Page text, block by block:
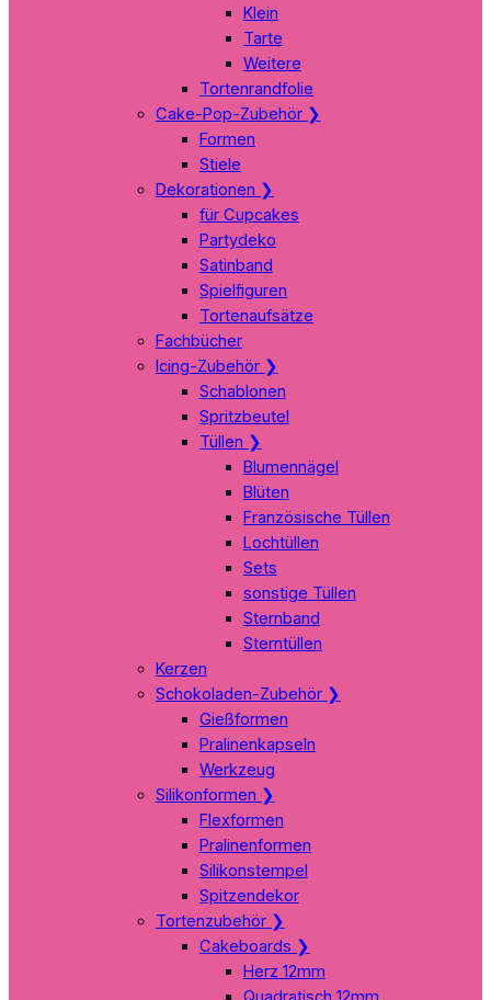
Klein
Tarte
Weitere
Tortenrandfolie
Cake-Pop-Zubehör ❯
Formen
Stiele
Dekorationen ❯
für Cupcakes
Partydeko
Satinband
Spielfiguren
Tortenaufsätze
Fachbücher
Icing-Zubehör ❯
Schablonen
Spritzbeutel
Tüllen ❯
Blumennägel
Blüten
Französische Tüllen
Lochtüllen
Sets
sonstige Tüllen
Sternband
Sterntüllen
Kerzen
Schokoladen-Zubehör ❯
Gießformen
Pralinenkapseln
Werkzeug
Silikonformen ❯
Flexformen
Pralinenformen
Silikonstempel
Spitzendekor
Tortenzubehör ❯
Cakeboards ❯
Herz 12mm